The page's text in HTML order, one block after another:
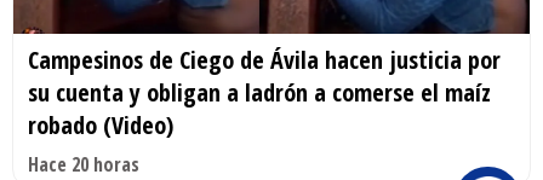
Campesinos de Ciego de Ávila hacen justicia por
su cuenta y obligan a ladrón a comerse el maíz
robado (Video)
Hace 20 horas